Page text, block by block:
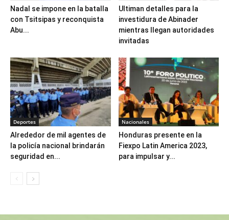
Nadal se impone en la batalla
con Tsitsipas y reconquista
Abu...
Ultiman detalles para la
investidura de Abinader
mientras llegan autoridades
invitadas
Deportes
Alrededor de mil agentes de
la policía nacional brindarán
seguridad en...
Nacionales
Honduras presente en la
Fiexpo Latin America 2023,
para impulsar y...